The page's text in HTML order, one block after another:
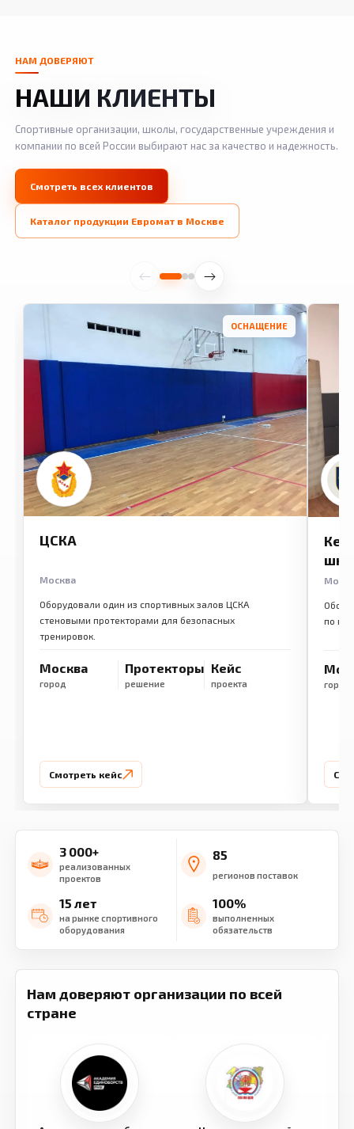
НАМ ДОВЕРЯЮТ
НАШИ КЛИЕНТЫ
Спортивные организации, школы, государственные учреждения и
компании по всей России выбирают нас за качество и надежность.
Смотреть всех клиентов
Каталог продукции Евромат в Москве
ОСНАЩЕНИЕ
ЦСКА
Москва
Оборудовали один из спортивных залов ЦСКА
стеновыми протекторами для безопасных
тренировок.
Москва
город
Протекторы
решение
Кейс
проекта
Смотреть кейс
по
город
3 000+
реализованных
проектов
85
регионов поставок
15 лет
на рынке спортивного
оборудования
100%
выполненных
обязательств
Нам доверяют организации по всей
стране